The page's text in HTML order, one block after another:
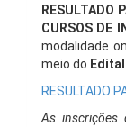
RESULTADO
CURSOS DE
modalidade
meio do
RESULTADO
As inscrições